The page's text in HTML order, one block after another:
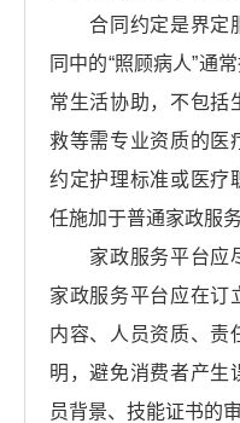
合同约定是界定服
同中的“照顾病人”通
常生活协助，不包括
救等需专业资质的医
约定护理标准或医疗
任施加于普通家政服务
家政服务平台应尽
家政服务平台应在订
内容、人员资质、责
明，避免消费者产生
员背景、技能证书的